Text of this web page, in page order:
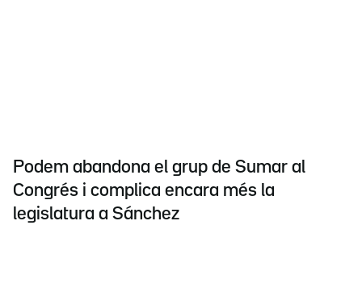
Podem abandona el grup de Sumar al
Congrés i complica encara més la
legislatura a Sánchez